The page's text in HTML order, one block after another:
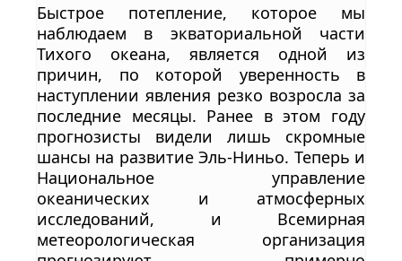
Быстрое потепление, которое мы
наблюдаем в экваториальной части
Тихого океана, является одной из
причин, по которой уверенность в
наступлении явления резко возросла за
последние месяцы. Ранее в этом году
прогнозисты видели лишь скромные
шансы на развитие Эль-Ниньо. Теперь и
Национальное управление
океанических и атмосферных
исследований, и Всемирная
метеорологическая организация